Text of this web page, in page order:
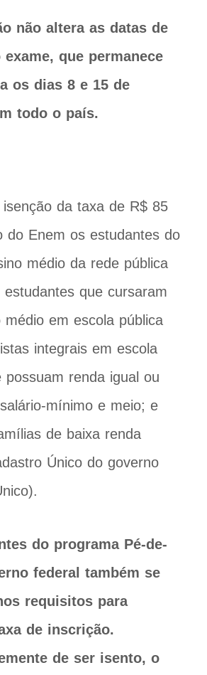
não altera as datas de
que permanece
os dias 8 e 15 de
todo o país.
da taxa de R$ 85
do Enem os estudantes do
médio da rede pública
que cursaram
em escola pública
integrais em escola
possuam renda igual ou
mínimo e meio; e
de baixa renda
Único do governo
do programa Pé-de-
federal também se
requisitos para
de inscrição.
de ser isento, o